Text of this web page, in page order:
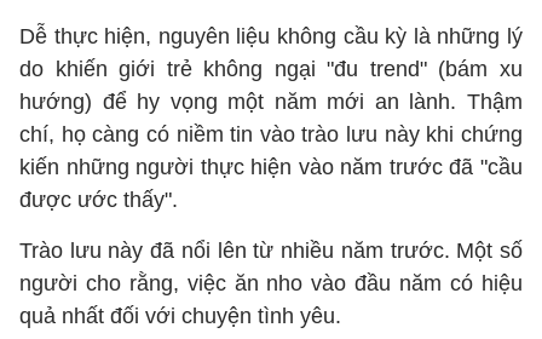
Dễ thực hiện, nguyên liệu không cầu kỳ là những lý
do khiến giới trẻ không ngại "đu trend" (bám xu
hướng) để hy vọng một năm mới an lành. Thậm
chí, họ càng có niềm tin vào trào lưu này khi chứng
kiến những người thực hiện vào năm trước đã "cầu
được ước thấy".
Trào lưu này đã nổi lên từ nhiều năm trước. Một số
người cho rằng, việc ăn nho vào đầu năm có hiệu
quả nhất đối với chuyện tình yêu.